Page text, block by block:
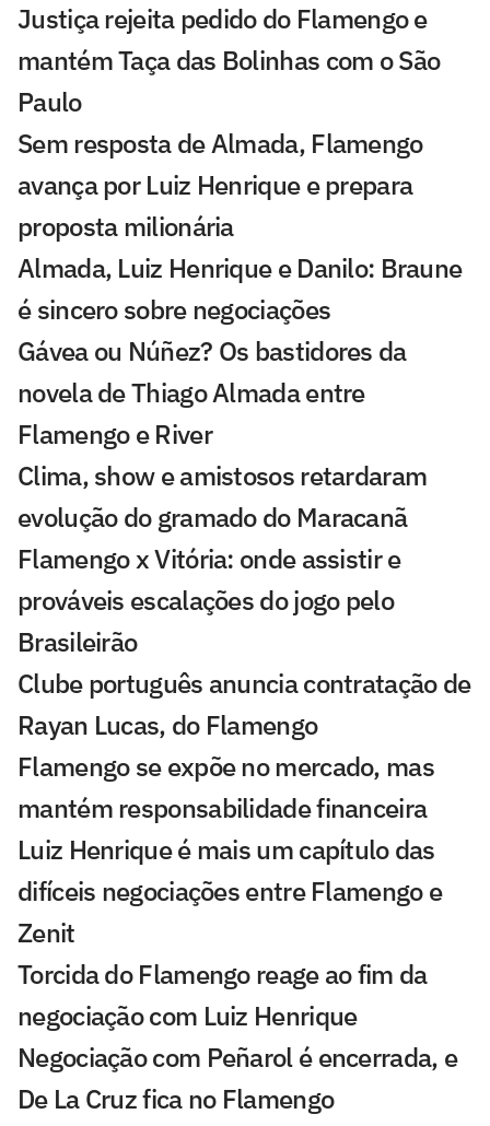
Justiça rejeita pedido do Flamengo e
mantém Taça das Bolinhas com o São
Paulo
Sem resposta de Almada, Flamengo
avança por Luiz Henrique e prepara
proposta milionária
Almada, Luiz Henrique e Danilo: Braune
é sincero sobre negociações
Gávea ou Núñez? Os bastidores da
novela de Thiago Almada entre
Flamengo e River
Clima, show e amistosos retardaram
evolução do gramado do Maracanã
Flamengo x Vitória: onde assistir e
prováveis escalações do jogo pelo
Brasileirão
Clube português anuncia contratação de
Rayan Lucas, do Flamengo
Flamengo se expõe no mercado, mas
mantém responsabilidade financeira
Luiz Henrique é mais um capítulo das
difíceis negociações entre Flamengo e
Zenit
Torcida do Flamengo reage ao fim da
negociação com Luiz Henrique
Negociação com Peñarol é encerrada, e
De La Cruz fica no Flamengo